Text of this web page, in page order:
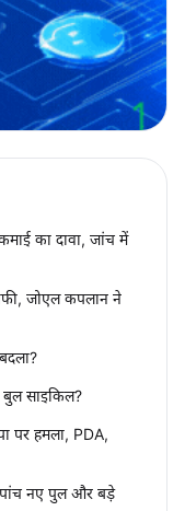
का दावा, जांच में
जोएल कपलान ने
बुल साइकिल?
पर हमला, PDA,
पांच नए पुल और बड़े